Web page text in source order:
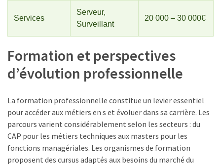
Services
Serveur,
Surveillant
20 000 – 30 000€
Formation et perspectives
d’évolution professionnelle
La formation professionnelle constitue un levier essentiel
pour accéder aux métiers en s et évoluer dans sa carrière. Les
parcours varient considérablement selon les secteurs : du
CAP pour les métiers techniques aux masters pour les
fonctions managériales. Les organismes de formation
proposent des cursus adaptés aux besoins du marché du